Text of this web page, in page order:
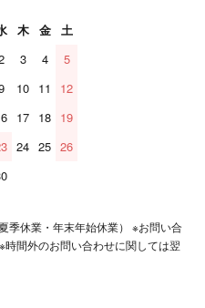
木 金
土
3 4
5
10 11
12
17 18 19
24 25 26
季休業・年末年始休業） ※お問い合
間外のお問い合わせに関しては翌